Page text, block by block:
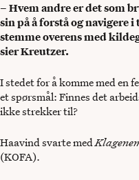
– Hvem andre er det som
sin på å forstå og navigere
stemme overens med
sier Kreutzer.
I stedet for å komme med en
et spørsmål: Finnes det
ikke strekker til?
Haavind svarte med
(KOFA).